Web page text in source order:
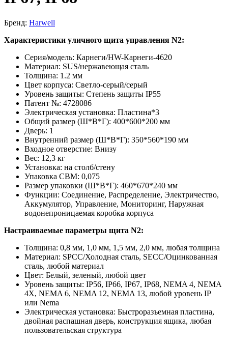
Бренд: Harwell
Характеристики уличного щита управления N2:
Серия/модель: Карнеги/HW-Карнеги-4620
Материал: SUS/нержавеющая сталь
Толщина: 1.2 мм
Цвет корпуса: Светло-серый/серый
Уровень защиты: Степень защиты IP55
Патент №: 4728086
Электрическая установка: Пластина*3
Общий размер (Ш*В*Г): 400*600*200 мм
Дверь: 1
Внутренний размер (Ш*В*Г): 350*560*190 мм
Входное отверстие: Внизу
Вес: 12,3 кг
Установка: на столб/стену
Упаковка CBM: 0,075
Размер упаковки (Ш*В*Г): 460*670*240 мм
Функции: Соединение, Распределение, Электричество,
Аккумулятор, Управление, Мониторинг, Наружная
водонепроницаемая коробка корпуса
Настраиваемые параметры щита N2:
Толщина: 0,8 мм, 1,0 мм, 1,5 мм, 2,0 мм, любая толщина
Материал: SPCC/Холодная сталь, SECC/Оцинкованная
сталь, любой материал
Цвет: Белый, зеленый, любой цвет
Уровень защиты: IP56, IP66, IP67, IP68, NEMA 4, NEMA
4X, NEMA 6, NEMA 12, NEMA 13, любой уровень IP
или Nema
Электрическая установка: Быстроразъемная пластина,
двойная распашная дверь, конструкция ящика, любая
пользовательская структура